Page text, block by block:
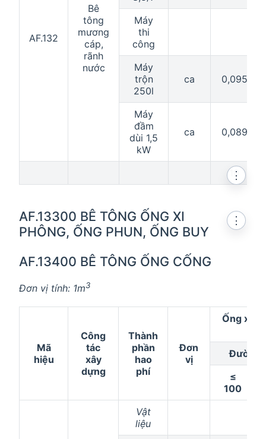
AF.132
Bê
tông
mương
cáp,
rãnh
nước
Máy
thi
công
Máy
trộn
250l
ca 0,095
Máy
đầm
dùi 1,5
kW
ca 0,089
10
AF.13300 BÊ TÔNG ỐNG XI
PHÔNG, ỐNG PHUN, ỐNG BUY
⋮
AF.13400 BÊ TÔNG ỐNG CỐNG
⋮
Đơn vị tính: 1m3
Mã
hiệu
Công
tác
xây
dựng
Thành
phần
hao
phí
Đơn
vị
Ống xi
Đường
≤
100
Vật
liệu